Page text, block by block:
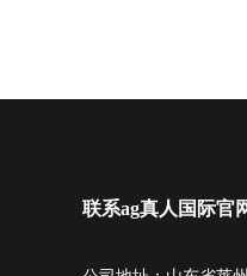
联系ag真人国际官